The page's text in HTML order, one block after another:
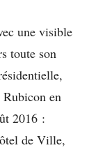
une visible
toute son
en
2016 :
de Ville,